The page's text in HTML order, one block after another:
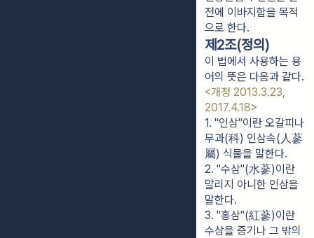
전에 이바지함을 목적
으로 한다.
제2조(정의)
이 법에서 사용하는 용
어의 뜻은 다음과 같다.
<개정 2013.3.23,
2017.4.18>
1. "인삼"이란 오갈피나
무과(科) 인삼속(人蔘
屬) 식물을 말한다.
2. "수삼"(水蔘)이란
말리지 아니한 인삼을
말한다.
3. "홍삼"(紅蔘)이란
수삼을 증기나 그 밖의